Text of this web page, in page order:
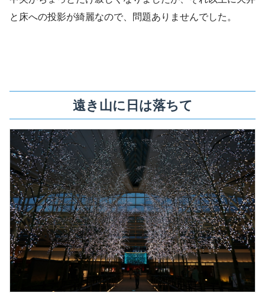
と床への投影が綺麗なので、問題ありませんでした。
遠き山に日は落ちて